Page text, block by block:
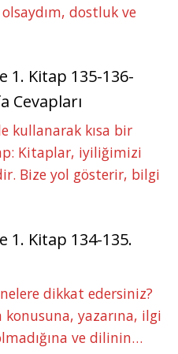
dostluk ve
1. Kitap 135-136-
Cevapları
kullanarak kısa bir
Kitaplar, iyiliğimizi
Bize yol gösterir, bilgi
1. Kitap 134-135.
dikkat edersiniz?
konusuna, yazarına, ilgi
ve dilinin…